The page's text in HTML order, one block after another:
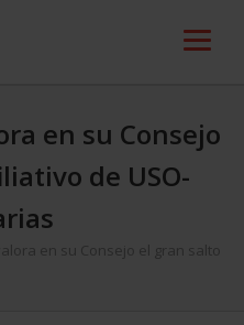
en su Consejo
de USO-
en su Consejo el gran salto